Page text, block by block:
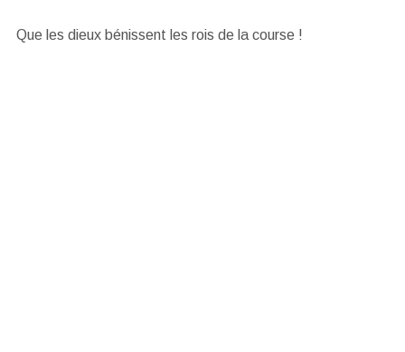
Que les dieux bénissent les rois de la course !